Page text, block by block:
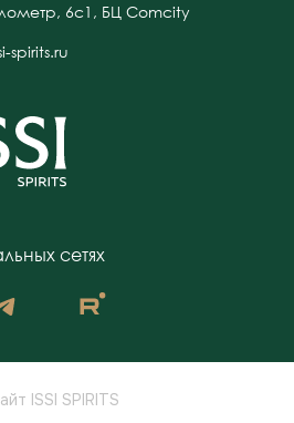
6с1, БЦ Comcity
spirits.ru
сетях
ISSI SPIRITS